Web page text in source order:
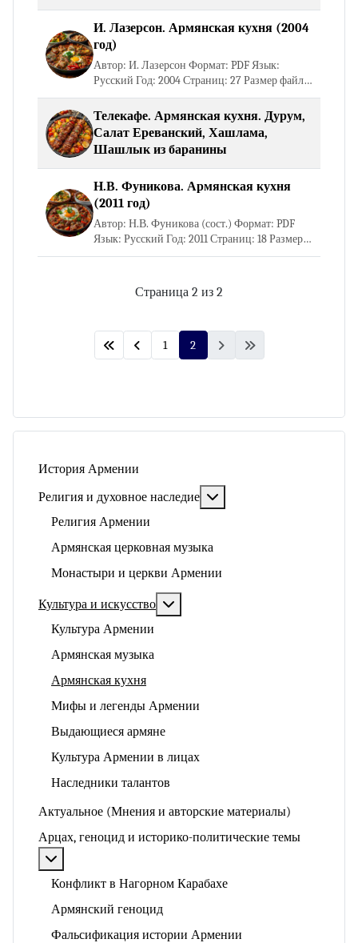
История Армении
Религия и духовное наследие
Религия Армении
Армянская церковная музыка
Монастыри и церкви Армении
Культура и искусство
Культура Армении
Армянская музыка
Армянская кухня
Мифы и легенды Армении
Выдающиеся армяне
Культура Армении в лицах
Наследники талантов
Актуальное (Мнения и авторские материалы)
Арцах, геноцид и историко-политические темы
Конфликт в Нагорном Карабахе
Армянский геноцид
Фальсификация истории Армении
сметаны, 100 г сливочного масла; сахар по
вкусу. Тыкву очистить от кожуры и семян,
нарезать…
И. Лазерсон. Армянская кухня (2004
год)
Автор: И. Лазерсон Формат: PDF Язык:
Русский Год: 2004 Страниц: 27 Размер файла:
6 Мб Открыть книгу Скачать книгу
Телекафе. Армянская кухня. Дурум,
Салат Ереванский, Хашлама,
Шашлык из баранины
Н.В. Фуникова. Армянская кухня
(2011 год)
Автор: Н.В. Фуникова (сост.) Формат: PDF
Язык: Русский Год: 2011 Страниц: 18 Размер
файла: 6 Мб Открыть книгу Скачать книгу
Страница 2 из 2
1 2